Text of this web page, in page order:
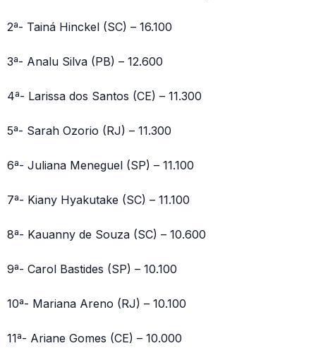
2ª- Tainá Hinckel (SC) – 16.100
3ª- Analu Silva (PB) – 12.600
4ª- Larissa dos Santos (CE) – 11.300
5ª- Sarah Ozorio (RJ) – 11.300
6ª- Juliana Meneguel (SP) – 11.100
7ª- Kiany Hyakutake (SC) – 11.100
8ª- Kauanny de Souza (SC) – 10.600
9ª- Carol Bastides (SP) – 10.100
10ª- Mariana Areno (RJ) – 10.100
11ª- Ariane Gomes (CE) – 10.000